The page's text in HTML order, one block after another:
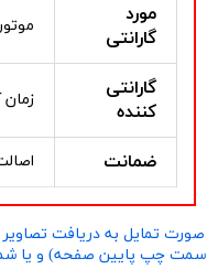
مورد
گارانتی
گارانتی
کننده
زمان
ضمانت
تمایل به دریافت تصاویر